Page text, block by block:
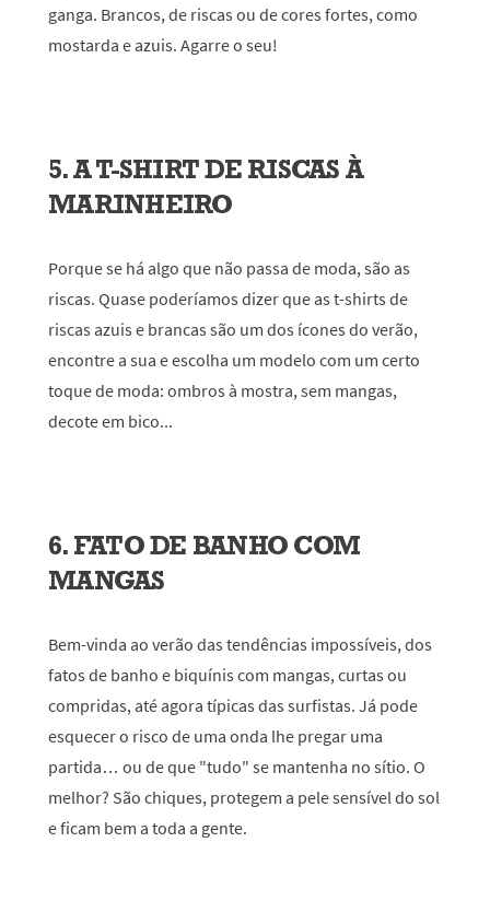
ganga. Brancos, de riscas ou de cores fortes, como
mostarda e azuis. Agarre o seu!
5. A T-SHIRT DE RISCAS À
MARINHEIRO
Porque se há algo que não passa de moda, são as
riscas. Quase poderíamos dizer que as t-shirts de
riscas azuis e brancas são um dos ícones do verão,
encontre a sua e escolha um modelo com um certo
toque de moda: ombros à mostra, sem mangas,
decote em bico...
6. FATO DE BANHO COM
MANGAS
Bem-vinda ao verão das tendências impossíveis, dos
fatos de banho e biquínis com mangas, curtas ou
compridas, até agora típicas das surfistas. Já pode
esquecer o risco de uma onda lhe pregar uma
partida… ou de que "tudo" se mantenha no sítio. O
melhor? São chiques, protegem a pele sensível do sol
e ficam bem a toda a gente.